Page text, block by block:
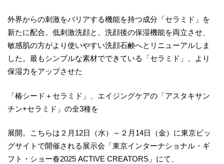
外界からの刺激をバリアする機能を持つ成分「セラミド」を
新たに配合。低刺激洗顔と、洗顔後の保湿機能を両立させ、
敏感肌の方がより使いやすい洗顔石鹸へとリニューアルしま
した。最もシンプルな素材でできている「セラミド」、より
保湿力をアップさせた
「椿シード＋セラミド」、エイジングケアの「アスタキサン
チン+セラミド」の全3種を
展開。こちらは２月12日（水）～２月14日（金）に東京ビッ
グサイトで開催される展示会「東京インターナショナル・ギ
フト・ショー春2025 ACTIVE CREATORS」にて、